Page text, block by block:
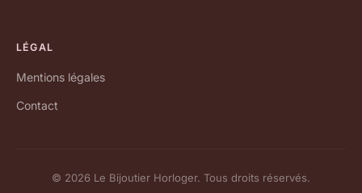
LÉGAL
Mentions légales
Contact
© 2026 Le Bijoutier Horloger. Tous droits réservés.